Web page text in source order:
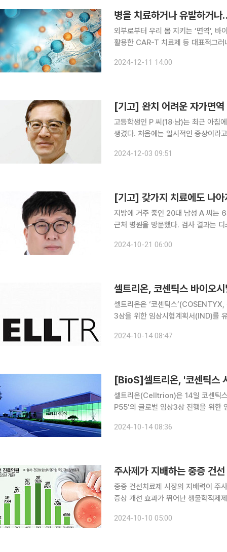
병을 치료하거나 유발하거나
외부로부터 우리 몸 지키는 ‘면역’,
활용한 CAR-T 치료제 등 대표적그러
를 활용하거나 면역을 촉진해 병을 치
2024-12-11 14:00
[기고] 완치 어려운 자가면역
고등학생인 P 씨(18·남)는 최근 아침
생겼다. 처음에는 일시적인 증상이라
단을 받았다. ‘강직성 척추염’은
2024-12-03 09:51
[기고] 갖가지 치료에도 나
지방에 거주 중인 20대 남성 A 씨는
근처 병원을 방문했다. 검사 결과는
보내던 중 류마티스내과 진료를 권유
2024-10-21 06:00
셀트리온, 코센틱스 바이오
셀트리온은 ‘코센틱스
3상을 위한 임상시험계획서(IND)를
건선 환자 총 375명을 대상으로,
2024-10-14 08:47
[BioS]셀트리온, '코센틱스
셀트리온(Celltrion)은 14일 코센틱
P55’의 글로벌 임상3상 진행을 위한
의 유효성과 안전성, 동등성 확인을
2024-10-14 08:36
주사제가 지배하는 중증 건
중증 건선치료제 시장의 지배력이 주
증상 개선 효과가 뛰어난 생물학적제
오 업계에 따르면 주사제 중심의 국
2024-10-10 05:00